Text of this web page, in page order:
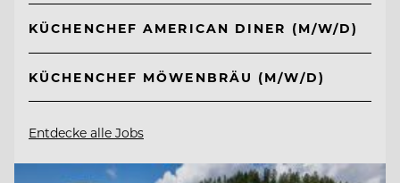
KÜCHENCHEF AMERICAN DINER (M/W/D)
KÜCHENCHEF MÖWENBRÄU (M/W/D)
Entdecke alle Jobs